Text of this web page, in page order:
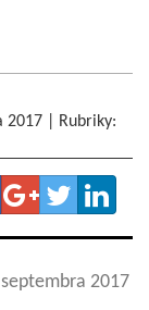
2017
Rubriky:
2017